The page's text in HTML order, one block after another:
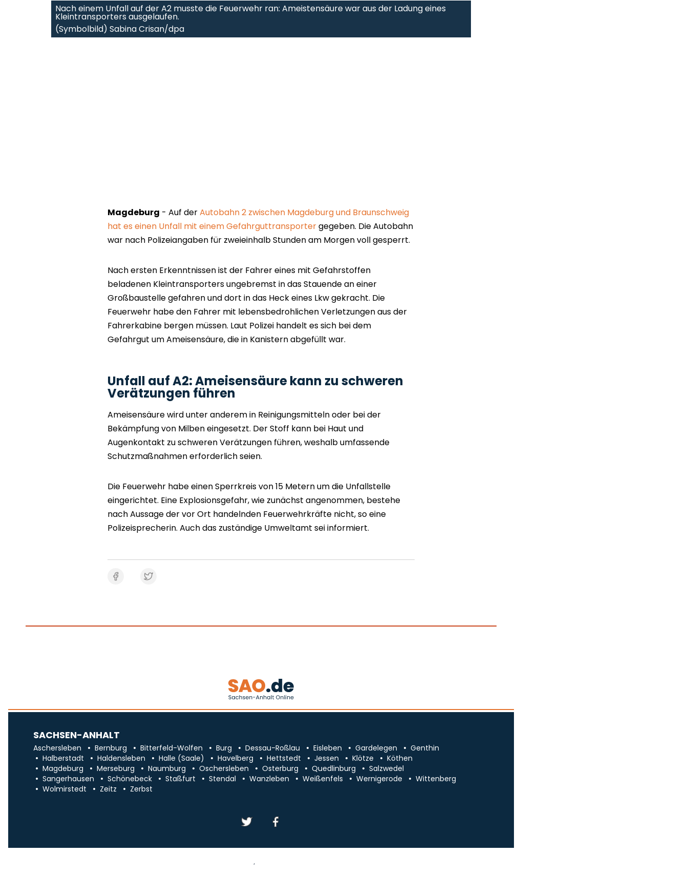
Nach einem Unfall auf der A2 musste die Feuerwehr ran: Ameistensäure war aus der Ladung eines
Kleintransporters ausgelaufen.
(Symbolbild) Sabina Crisan/dpa
Magdeburg - Auf derAutobahn 2 zwischen Magdeburg und Braunschweig
hat es einen Unfall mit einem Gefahrguttransportergegeben. Die Autobahn
war nach Polizeiangaben für zweieinhalb Stunden am Morgen voll gesperrt.
Nach ersten Erkenntnissen ist der Fahrer eines mit Gefahrstoffen
beladenen Kleintransporters ungebremst in das Stauende an einer
Großbaustelle gefahren und dort in das Heck eines Lkw gekracht. Die
Feuerwehr habe den Fahrer mit lebensbedrohlichen Verletzungen aus der
Fahrerkabine bergen müssen. Laut Polizei handelt es sich bei dem
Gefahrgut um Ameisensäure, die in Kanistern abgefüllt war.
Unfall auf A2: Ameisensäure kann zu schweren
Verätzungen führen
Ameisensäure wird unter anderem in Reinigungsmitteln oder bei der
Bekämpfung von Milben eingesetzt. Der Stoff kann bei Haut und
Augenkontakt zu schweren Verätzungen führen, weshalb umfassende
Schutzmaßnahmen erforderlich seien.
Die Feuerwehr habe einen Sperrkreis von 15 Metern um die Unfallstelle
eingerichtet. Eine Explosionsgefahr, wie zunächst angenommen, bestehe
nach Aussage der vor Ort handelnden Feuerwehrkräfte nicht, so eine
Polizeisprecherin. Auch das zuständige Umweltamt sei informiert.
SACHSEN-ANHALT
Aschersleben Bernburg Bitterfeld-Wolfen Burg Dessau-Roßlau Eisleben Gardelegen
Genthin
Halberstadt
Haldensleben Halle (Saale) Havelberg Hettstedt Jessen Klötze
Köthen
Magdeburg
Merseburg Naumburg Oschersleben Osterburg Quedlinburg
Salzwedel
Sangerhausen
Schönebeck Staßfurt Stendal Wanzleben Weißenfels Wernigerode
Wittenberg
Wolmirstedt
Zeitz Zerbst
Impressum/Kontakt